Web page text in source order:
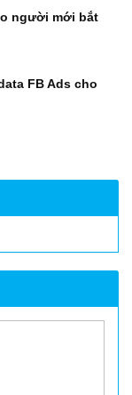
người mới bắt
FB Ads cho